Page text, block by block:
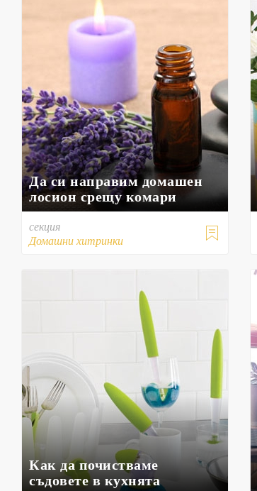
Да си направим домашен
лосион срещу комари

секция
Домашни хитринки
Как да почистваме
съдовете в кухнята